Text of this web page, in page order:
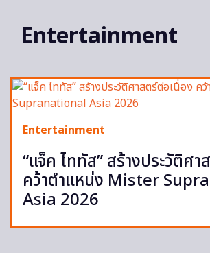
Entertainment
Entertainment
“แจ็ค ไททัส” สร้างประวัติศา
คว้าตำแหน่ง Mister
Asia 2026